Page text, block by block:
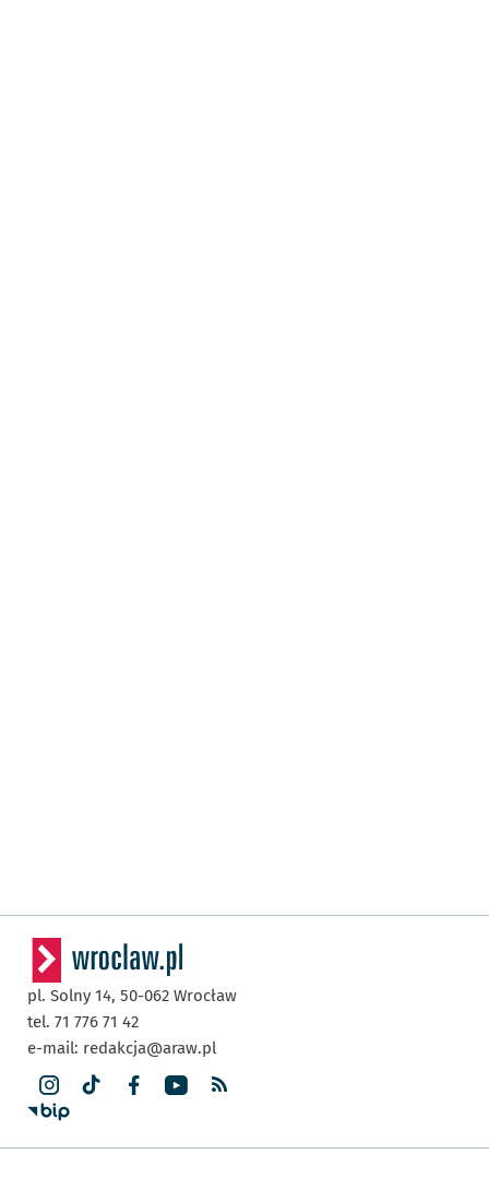
pl. Solny 14, 50-062 Wrocław
tel. 71 776 71 42
e-mail: redakcja@araw.pl